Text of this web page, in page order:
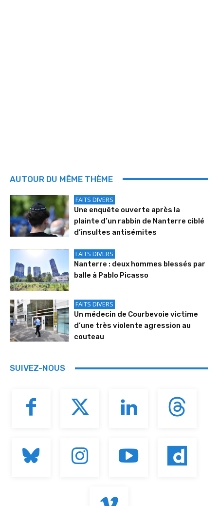
AUTOUR DU MÊME THÈME
FAITS DIVERS
Une enquête ouverte après la
plainte d’un rabbin de Nanterre ciblé
d’insultes antisémites
FAITS DIVERS
Nanterre : deux hommes blessés par
balle à Pablo Picasso
FAITS DIVERS
Un médecin de Courbevoie victime
d’une très violente agression au
couteau
SUIVEZ-NOUS